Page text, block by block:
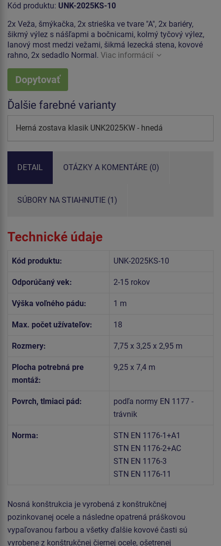
Kód produktu: UNK-2025KS-10
2x Veža, šmýkačka, 2x strieška ve tvare "A", 2x bariéry,
šikmý výlez s nášľapmi a bočnicami, kolmý tyčový výlez,
lanový most medzi vežami, šikmá lezecká stena, kovové
rahno, 2x sedadlo Normal. Viac informácií
Dopytovať
Ďalšie farebné varianty
Herná zostava klasik UNK2025KW - hnedá
DETAIL OTÁZKY A KOMENTÁRE (0)
SÚBORY NA STIAHNUTIE (1)
Technické údaje
Kód produktu: UNK-2025KS-10
Odporúčaný vek: 2-15 rokov
Výška voľného pádu: 1 m
Max. počet užívateľov: 18
Rozmery: 7,75 x 3,25 x 2,95 m
Plocha potrebná pre
montáž:
9,25 x 7,4 m
Povrch, tlmiaci pád:
podľa normy EN 1177 -
trávnik
Norma:
STN EN 1176-1+A1
STN EN 1176-2+AC
STN EN 1176-3
STN EN 1176-11
Nosná konštrukcia je vyrobená z konštrukčnej
pozinkovanej ocele a následne opatrená práškovou
vypaľovanou farbou a všetky ďalšie kovové časti sú
vyrobene z konštrukčnej čiernej ocele, ošetrenej